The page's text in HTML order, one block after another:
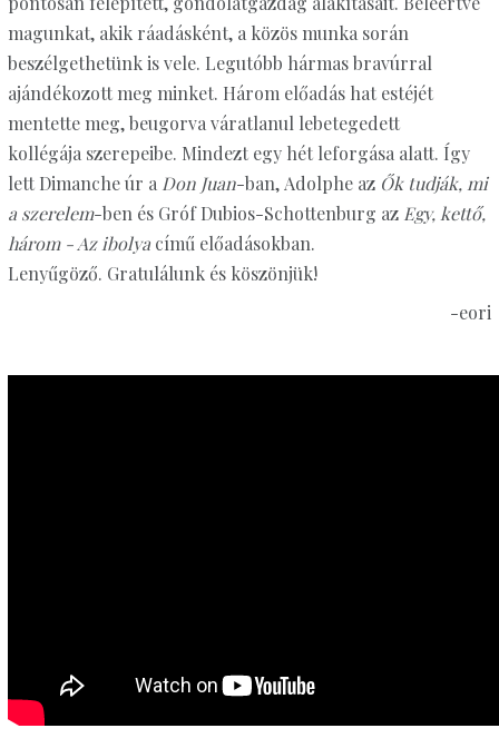
magunkat, akik ráadásként, a közös munka során
beszélgethetünk is vele. Legutóbb hármas bravúrral
ajándékozott meg minket. Három előadás hat estéjét
mentette meg, beugorva váratlanul lebetegedett
kollégája szerepeibe. Mindezt egy hét leforgása alatt. Így
lett Dimanche úr a Don Juan-ban, Adolphe az Ők tudják, mi
a szerelem-ben és Gróf Dubios-Schottenburg az Egy, kettő,
három - Az ibolya című előadásokban.
Lenyűgöző. Gratulálunk és köszönjük!
-eori